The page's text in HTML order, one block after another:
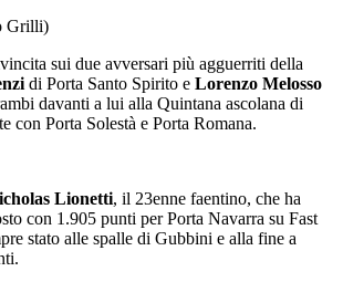
Grilli)
sui due avversari più agguerriti della
di Porta Santo Spirito e Lorenzo Melosso
davanti a lui alla Quintana ascolana di
con Porta Solestà e Porta Romana.
Lionetti, il 23enne faentino, che ha
con 1.905 punti per Porta Navarra su Fast
stato alle spalle di Gubbini e alla fine a